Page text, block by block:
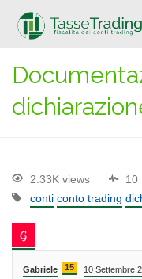
2.33K views
10
conti conto trading
Gabriele 15 10 Settembre